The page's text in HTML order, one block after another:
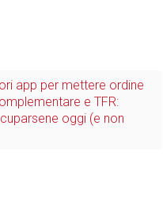
app per mettere ordine
e TFR:
oggi (e non